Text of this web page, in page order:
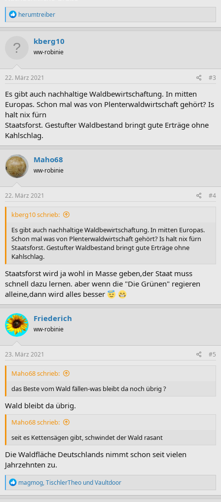
R
e
a
t
n
e
:
herumtreiber
kberg10
ww-robinie
22. März 2021 #3
Es gibt auch nachhaltige Waldbewirtschaftung. In mitten
Europas. Schon mal was von Plenterwaldwirtschaft gehört? Is
halt nix fürn
Staatsforst. Gestufter Waldbestand bringt gute Erträge ohne
Kahlschlag.
Maho68
ww-robinie
22. März 2021 #4
kberg10 schrieb:
Es gibt auch nachhaltige Waldbewirtschaftung. In mitten Europas.
Schon mal was von Plenterwaldwirtschaft gehört? Is halt nix fürn
Staatsforst. Gestufter Waldbestand bringt gute Erträge ohne
Kahlschlag.
Staatsforst wird ja wohl in Masse geben,der Staat muss
schnell dazu lernen. aber wenn die "Die Grünen" regieren
alleine,dann wird alles besser
Friederich
ww-robinie
23. März 2021 #5
Maho68 schrieb:
das Beste vom Wald fällen-was bleibt da noch übrig ?
Wald bleibt da übrig.
Maho68 schrieb:
seit es Kettensägen gibt, schwindet der Wald rasant
Die Waldfläche Deutschlands nimmt schon seit vielen
Jahrzehnten zu.
R
e
a
magmog,TischlerTheo undVaultdoor